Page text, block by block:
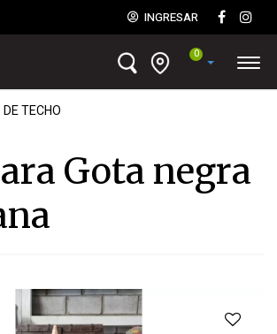
INGRESAR
0
DE TECHO
Gota negra